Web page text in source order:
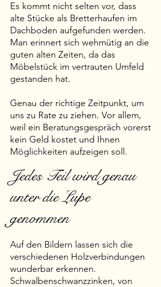
Es kommt nicht selten vor, dass
alte Stücke als Bretterhaufen im
Dachboden aufgefunden werden.
Man erinnert sich wehmütig an die
guten alten Zeiten, da das
Möbelstück im vertrauten Umfeld
gestanden hat.
Genau der richtige Zeitpunkt, um
uns zu Rate zu ziehen. Vor allem,
weil ein Beratungsgespräch vorerst
kein Geld kostet und Ihnen
Möglichkeiten aufzeigen soll.
Jedes Teil wird genau
unter die Lupe
genommen
Auf den Bildern lassen sich die
verschiedenen Holzverbindungen
wunderbar erkennen.
Schwalbenschwanzzinken, von